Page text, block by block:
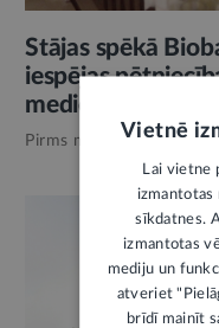
Stājas spēkā
iespējas
medicīnas
Pirms mēneša, Veselība
Vietnē
Lai
izmantotas
sīkdatnes.
izmantotas
mediju un
atveriet
brīdī mainīt